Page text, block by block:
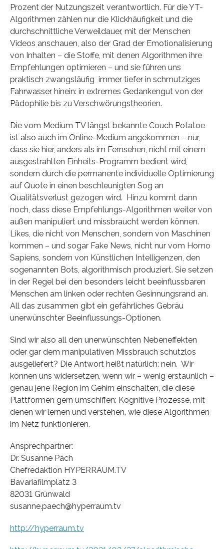
Prozent der Nutzungszeit verantwortlich. Für die YT-
Algorithmen zählen nur die Klickhäufigkeit und die
durchschnittliche Verweildauer, mit der Menschen
Videos anschauen, also der Grad der Emotionalisierung
von Inhalten – die Stoffe, mit denen Algorithmen ihre
Empfehlungen optimieren – und sie führen uns
praktisch zwangsläufig immer tiefer in schmutziges
Fahrwasser hinein: in extremes Gedankengut von der
Pädophilie bis zu Verschwörungstheorien.
Die vom Medium TV längst bekannte Couch Potatoe
ist also auch im Online-Medium angekommen – nur,
dass sie hier, anders als im Fernsehen, nicht mit einem
ausgestrahlten Einheits-Programm bedient wird,
sondern durch die permanente individuelle Optimierung
auf Quote in einen beschleunigten Sog an
Qualitätsverlust gezogen wird. Hinzu kommt dann
noch, dass diese Empfehlungs-Algorithmen weiter von
außen manipuliert und missbraucht werden können.
Likes, die nicht von Menschen, sondern von Maschinen
kommen – und sogar Fake News, nicht nur vom Homo
Sapiens, sondern von Künstlichen Intelligenzen, den
sogenannten Bots, algorithmisch produziert. Sie setzen
in der Regel bei den besonders leicht beeinflussbaren
Menschen am linken oder rechten Gesinnungsrand an.
All das zusammen gibt ein gefährliches Gebräu
unerwünschter Beeinflussungs-Optionen.
Sind wir also all den unerwünschten Nebeneffekten
oder gar dem manipulativen Missbrauch schutzlos
ausgeliefert? Die Antwort heißt natürlich: nein. Wir
können uns widersetzen, wenn wir – wenig erstaunlich –
genau jene Region im Gehirn einschalten, die diese
Plattformen gern umschiffen: Kognitive Prozesse, mit
denen wir lernen und verstehen, wie diese Algorithmen
im Netz funktionieren.
Ansprechpartner:
Dr. Susanne Päch
Chefredaktion HYPERRAUM.TV
Bavariafilmplatz 3
82031 Grünwald
susanne.paech@hyperraum.tv
http://hyperraum.tv